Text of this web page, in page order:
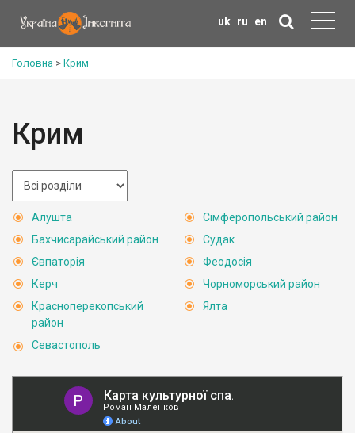
uk ru en
Головна > Крим
Крим
Алушта
Бахчисарайський район
Євпаторія
Керч
Красноперекопський
район
Севастополь
Сімферопольський район
Судак
Феодосія
Чорноморський район
Ялта